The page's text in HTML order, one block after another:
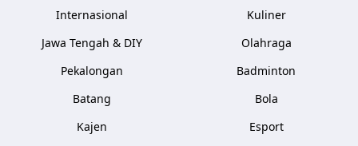
Internasional
Jawa Tengah & DIY
Pekalongan
Batang
Kajen
Kuliner
Olahraga
Badminton
Bola
Esport